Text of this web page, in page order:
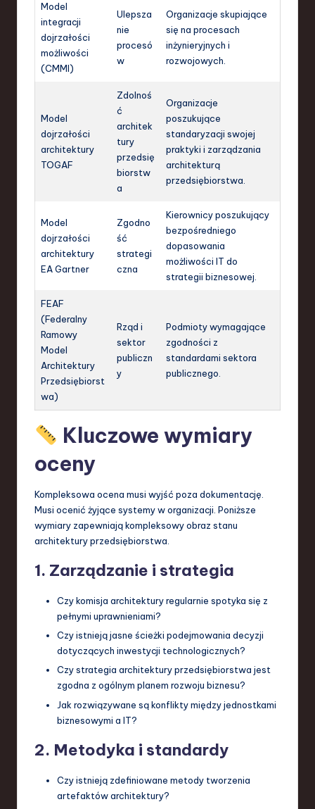
Model
integracji
dojrzałości
możliwości
(CMMI)
Ulepsza
nie
procesó
w
Organizacje skupiające
się na procesach
inżynieryjnych i
rozwojowych.
Model
dojrzałości
architektury
TOGAF
Zdolnoś
ć
architek
tury
przedsię
biorstw
a
Organizacje
poszukujące
standaryzacji swojej
praktyki i zarządzania
architekturą
przedsiębiorstwa.
Model
dojrzałości
architektury
EA Gartner
Zgodno
ść
strategi
czna
Kierownicy poszukujący
bezpośredniego
dopasowania
możliwości IT do
strategii biznesowej.
FEAF
(Federalny
Ramowy
Model
Architektury
Przedsiębiorst
wa)
Rząd i
sektor
publiczn
y
Podmioty wymagające
zgodności z
standardami sektora
publicznego.
Kluczowe wymiary
oceny
Kompleksowa ocena musi wyjść poza dokumentację.
Musi ocenić żyjące systemy w organizacji. Poniższe
wymiary zapewniają kompleksowy obraz stanu
architektury przedsiębiorstwa.
1. Zarządzanie i strategia
Czy komisja architektury regularnie spotyka się z
pełnymi uprawnieniami?
Czy istnieją jasne ścieżki podejmowania decyzji
dotyczących inwestycji technologicznych?
Czy strategia architektury przedsiębiorstwa jest
zgodna z ogólnym planem rozwoju biznesu?
Jak rozwiązywane są konflikty między jednostkami
biznesowymi a IT?
2. Metodyka i standardy
Czy istnieją zdefiniowane metody tworzenia
artefaktów architektury?